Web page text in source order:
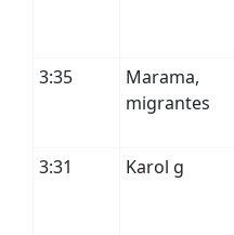
3:35
Marama,
migrantes
3:31
Karol g